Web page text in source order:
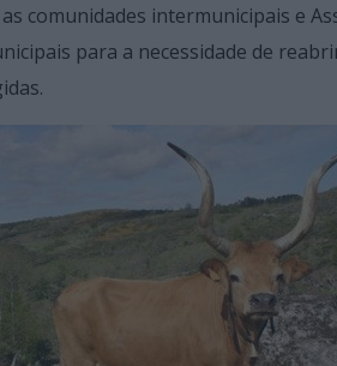
comunidades intermunicipais e
para a necessidade de